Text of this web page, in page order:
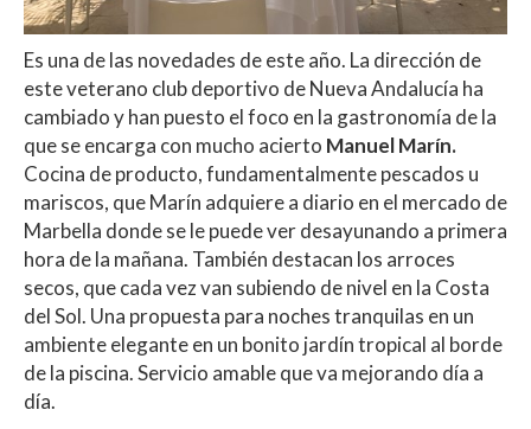
Es una de las novedades de este año. La dirección de
este veterano club deportivo de Nueva Andalucía ha
cambiado y han puesto el foco en la gastronomía de la
que se encarga con mucho acierto Manuel Marín.
Cocina de producto, fundamentalmente pescados u
mariscos, que Marín adquiere a diario en el mercado de
Marbella donde se le puede ver desayunando a primera
hora de la mañana. También destacan los arroces
secos, que cada vez van subiendo de nivel en la Costa
del Sol. Una propuesta para noches tranquilas en un
ambiente elegante en un bonito jardín tropical al borde
de la piscina. Servicio amable que va mejorando día a
día.